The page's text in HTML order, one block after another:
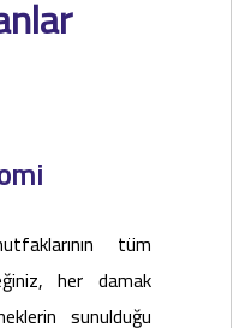
tüm
her damak
sunulduğu